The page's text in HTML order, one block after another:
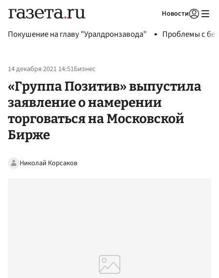
Новости
Покушение на главу "Уралдронзавода" Проблемы с
14 декабря 2021 14:51Бизнес
«Группа Позитив» выпустила
заявление о намерении
торговаться на Московской
Бирже
Николай Корсаков